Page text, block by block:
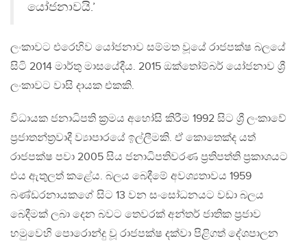
යෝජනාවයි.’
ලංකාවට එරෙහිව යෝජනාව සම්මත වූයේ රාජපක්ෂ බලයේ
සිටි 2014 මාර්තු මාසයේදීය. 2015 ඔක්තෝම්බර් යෝජනාව ශ්‍රී
ලංකාවට වාසි දායක එකකි.
විධායක ජනාධිපති ක්‍රමය අහෝසි කිරීම 1992 සිට ශ්‍රී ලංකාවේ
ප්‍රජාතන්ත්‍රවාදී ව්‍යාපාරයේ ඉල්ලීමකි. ඒ කොතෙක්ද යත්
රාජපක්ෂ පවා 2005 සිය ජනාධිපතිවරණ ප්‍රතිපත්ති ප්‍රකාශයට
එය ඇතුලත් කළේය. බලය බෙදීමේ අවශ්‍යතාවය 1959
බණ්ඩරනායකගේ සිට 13 වන සංසෝධනයට වඩා බලය
බෙදීමක් ලබා දෙන බවට තෙවරක් අන්තර් ජාතික ප්‍රජාව
හමුවෙහි පොරොන්දු වූ රාජපක්ෂ දක්වා පිළිගත් දේශපාලන